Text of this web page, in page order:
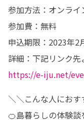
参加方法：オンライ
参加費：無料
申込期限：2023年2
https://e-iju.net/
＼＼こんな人におす
🍊島暮らしの体験談